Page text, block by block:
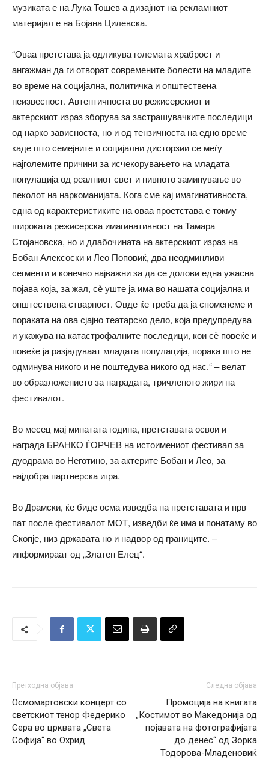
музиката е на Лука Тошев а дизајнот на рекламниот
материјал е на Бојана Цилевска.
“Оваа претстава ја одликува големата храброст и
ангажман да ги отворат современите болести на младите
во време на социјална, политичка и општествена
неизвесност. Автентичноста во режисерскиот и
актерскиот израз зборува за застрашувачките последици
од нарко зависноста, но и од тензичноста на едно време
каде што семејните и социјални дисторзии се меѓу
најголемите причини за исчекорувањето на младата
популација од реалниот свет и нивното заминување во
пеколот на наркоманијата. Кога сме кај имагинативноста,
една од карактеристиките на оваа проетстава е токму
широката режисерска имагинативност на Тамара
Стојановска, но и длабочината на актерскиот израз на
Бобан Алексоски и Лео Поповиќ, два неодминливи
сегменти и конечно најважни за да се долови една ужасна
појава која, за жал, сѐ уште ја има во нашата социјална и
општествена стварност. Овде ќе треба да ја споменеме и
пораката на ова сјајно театарско дело, која предупредува
и укажува на катастрофалните последици, кои сѐ повеќе и
повеќе ја разјадуваат младата популација, порака што не
одминува никого и не поштедува никого од нас.“ – велат
во образложението за наградата, тричленото жири на
фестивалот.
Во месец мај минатата година, претставата освои и
награда БРАНКО ЃОРЧЕВ на истоимениот фестивал за
дуодрама во Неготино, за актерите Бобан и Лео, за
најдобра партнерска игра.
Во Драмски, ќе биде осма изведба на претставата и прв
пат после фестивалот МОТ, изведби ќе има и понатаму во
Скопје, низ државата но и надвор од границите. –
информираат од „Златен Елец“.
Претходна објава
Осмомартовски концерт со
светскиот тенор Федерико
Сера во црквата „Света
Софија“ во Охрид
Следна објава
Промоција на книгата
„Костимот во Македонија од
појавата на фотографијата
до денес“ од Зорка
Тодорова-Младеновиќ